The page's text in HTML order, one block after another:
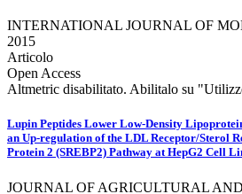
INTERNATIONAL JOURNAL OF
2015
Articolo
Open Access
Altmetric disabilitato. Abilitalo su
Lupin Peptides Lower Low-Density
an Up-regulation of the LDL Receptor/Sterol
Protein 2 (SREBP2) Pathway at HepG2 Cell
JOURNAL OF AGRICULTURAL